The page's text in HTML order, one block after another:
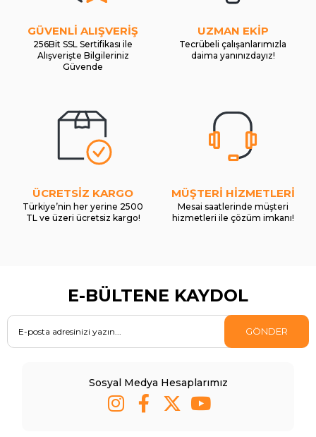
GÜVENLİ ALIŞVERİŞ
256Bit SSL Sertifikası ile
Alışverişte Bilgileriniz
Güvende
UZMAN EKİP
Tecrübeli çalışanlarımızla
daima yanınızdayız!
ÜCRETSİZ KARGO
Türkiye’nin her yerine 2500
TL ve üzeri ücretsiz kargo!
MÜŞTERİ HİZMETLERİ
Mesai saatlerinde müşteri
hizmetleri ile çözüm imkanı!
E-BÜLTENE KAYDOL
GÖNDER
Sosyal Medya Hesaplarımız